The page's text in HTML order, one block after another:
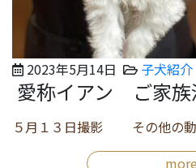
2023年5月14日 子犬紹介
愛称イアン ご家
５月１３日撮影 その他の